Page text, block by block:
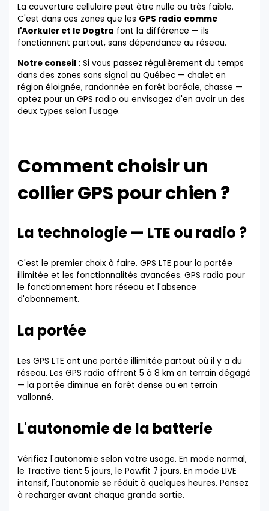
La couverture cellulaire peut être nulle ou très faible.
C'est dans ces zones que les GPS radio comme
l'Aorkuler et le Dogtra font la différence — ils
fonctionnent partout, sans dépendance au réseau.
Notre conseil : Si vous passez régulièrement du temps
dans des zones sans signal au Québec — chalet en
région éloignée, randonnée en forêt boréale, chasse —
optez pour un GPS radio ou envisagez d'en avoir un des
deux types selon l'usage.
Comment choisir un
collier GPS pour chien ?
La technologie — LTE ou radio ?
C'est le premier choix à faire. GPS LTE pour la portée
illimitée et les fonctionnalités avancées. GPS radio pour
le fonctionnement hors réseau et l'absence
d'abonnement.
La portée
Les GPS LTE ont une portée illimitée partout où il y a du
réseau. Les GPS radio offrent 5 à 8 km en terrain dégagé
— la portée diminue en forêt dense ou en terrain
vallonné.
L'autonomie de la batterie
Vérifiez l'autonomie selon votre usage. En mode normal,
le Tractive tient 5 jours, le Pawfit 7 jours. En mode LIVE
intensif, l'autonomie se réduit à quelques heures. Pensez
à recharger avant chaque grande sortie.